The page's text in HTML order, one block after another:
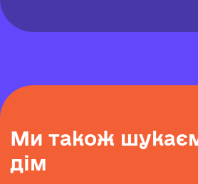
Ми також шукає
дім